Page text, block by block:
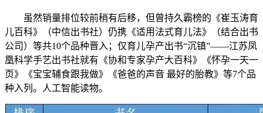
虽然销量排位较前稍有后移，但曾持久霸榜的《崔玉涛育
儿百科》（中信出书社）仍携《适用法式育儿法》（结合出书
公司）等共10个品种晋入；仅育儿孕产出书“沉镇”——江苏凤
凰科学手艺出书社就有《协和专家孕产大百科》《怀孕一天一
页》《宝宝辅食跟我做》《爸爸的声音 最好的胎教》等7个品
种入列。人工智能读物。